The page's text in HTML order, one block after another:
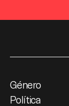
Género
Política